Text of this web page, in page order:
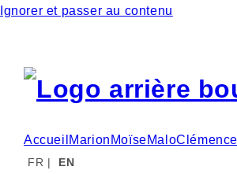
Ignorer et passer au contenu
Accueil Marion MoïseMaloClémence
FR | EN